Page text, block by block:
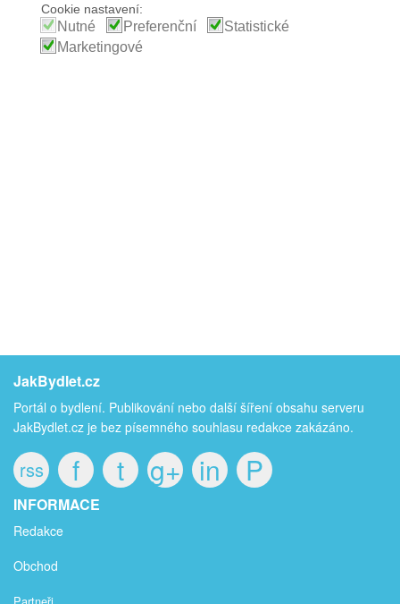
JakBydlet.cz
Portál o bydlení. Publikování nebo další šíření obsahu serveru
JakBydlet.cz je bez písemného souhlasu redakce zakázáno.
rss f t g+ in P
INFORMACE
Redakce
Obchod
Cookie nastavení:
Nutné Preferenční
Statistické
Marketingové